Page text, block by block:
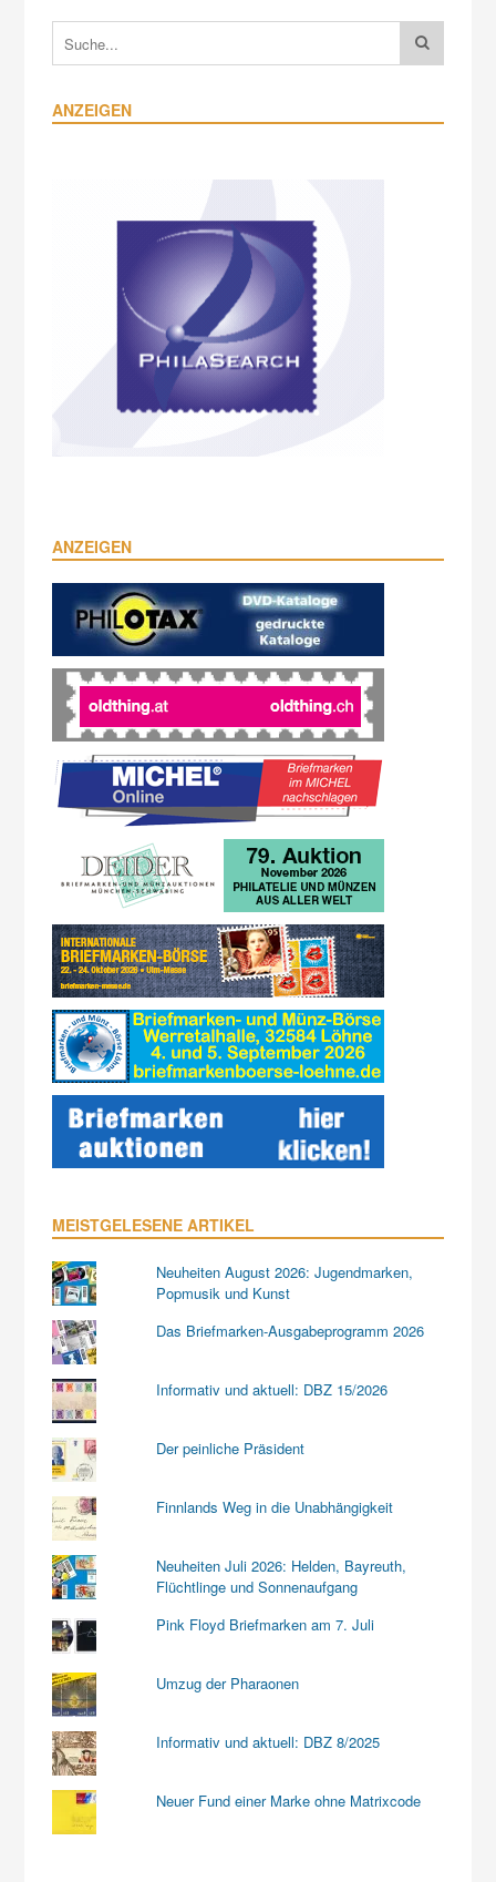
ANZEIGEN
ANZEIGEN
MEISTGELESENE ARTIKEL
Neuheiten August 2026: Jugendmarken,
Popmusik und Kunst
Das Briefmarken-Ausgabeprogramm 2026
Informativ und aktuell: DBZ 15/2026
Der peinliche Präsident
Finnlands Weg in die Unabhängigkeit
Neuheiten Juli 2026: Helden, Bayreuth,
Flüchtlinge und Sonnenaufgang
Pink Floyd Briefmarken am 7. Juli
Umzug der Pharaonen
Informativ und aktuell: DBZ 8/2025
Neuer Fund einer Marke ohne Matrixcode